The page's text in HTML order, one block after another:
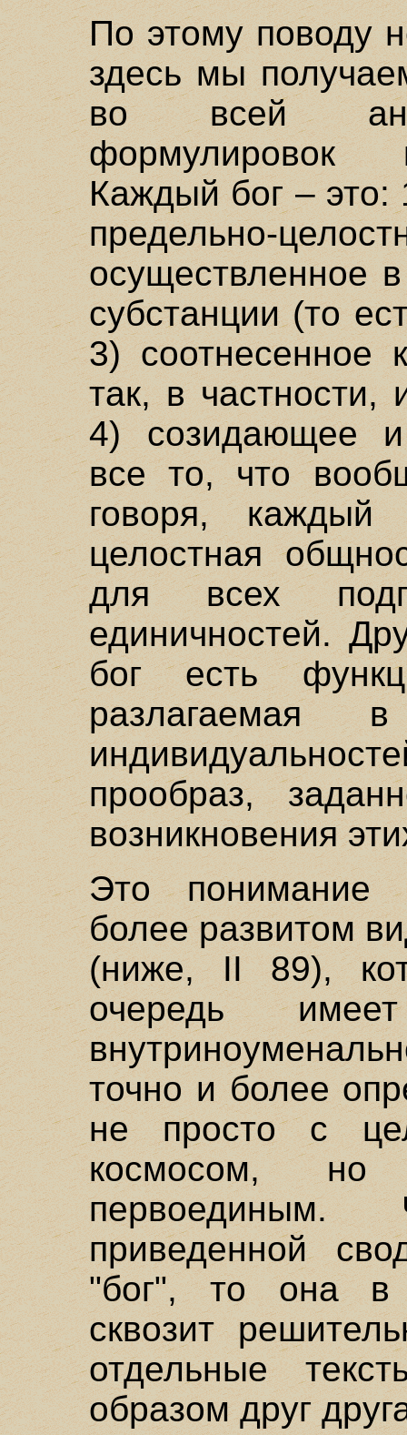
По этому поводу
здесь мы
во всей
формулировок
Каждый бог – это:
предельно-
осуществленное
субстанции (то
3)
так, в
4) созидающее
все то, что
говоря, каждый
целостная
для всех
единичностей.
бог есть
разлагаемая
прообраз,
возникновения
Это понимание
более развитом
(ниже, II 89),
очередь
точно и более
не просто с
космосом,
приведенной
"бог", то она в
сквозит
отдельные
образом друг